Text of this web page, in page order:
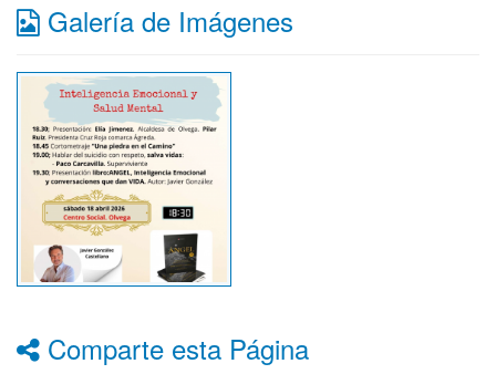
Galería de Imágenes
Comparte esta Página